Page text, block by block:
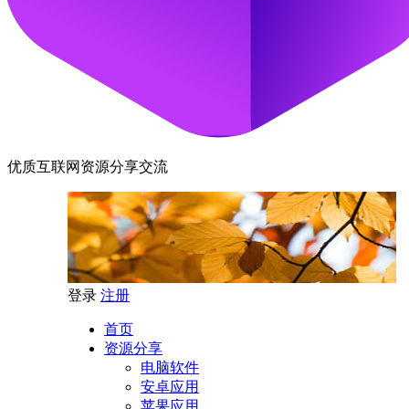
优质互联网资源分享交流
登录 注册
首页
资源分享
电脑软件
安卓应用
苹果应用